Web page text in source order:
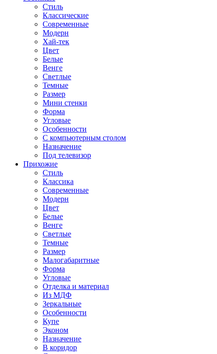
Стиль
Классические
Современные
Модерн
Хай-тек
Цвет
Белые
Венге
Светлые
Темные
Размер
Мини стенки
Форма
Угловые
Особенности
С компьютерным столом
Назначение
Под телевизор
Прихожие
Стиль
Классика
Современные
Модерн
Цвет
Белые
Венге
Светлые
Темные
Размер
Малогабаритные
Форма
Угловые
Отделка и материал
Из МДФ
Зеркальные
Особенности
Купе
Эконом
Назначение
В коридор